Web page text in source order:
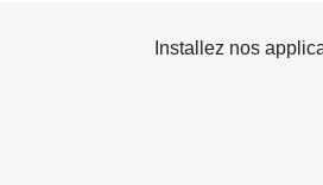
Installez nos